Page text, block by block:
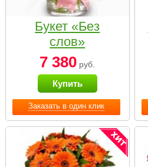
Заказать в один клик
Букет «Без
слов»
7 380 руб.
Купить